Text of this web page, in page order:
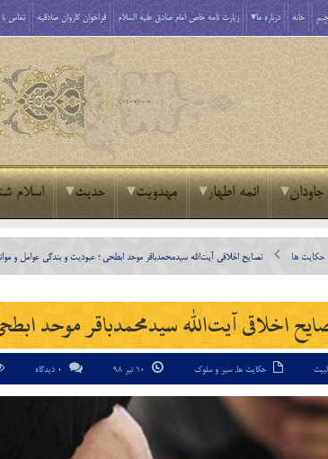
خانه درباره ما زیارت نامه خاص امام صادق علیه السلام فراخوان کاروان صادقیه تماس با
ائمه اطهار مهدویت حدیث اسلام
حکایت ها نصایح اخلاقی آیت‌الله سیدمحمدباقر موحد ابطحی ؛ عبودیت و بندگی عوامل و
اخلاقی آیت‌الله سیدمحمدباقر موحد
حکایت ها,سیر و سلوک 0 دیدگاه